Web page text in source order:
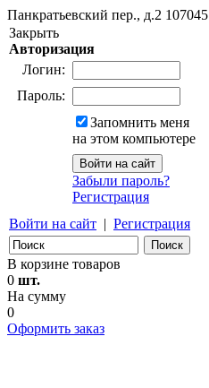
Панкратьевский пер., д.2 107045
Закрыть
Авторизация
Логин:
Пароль:
Запомнить меня
на этом компьютере
Забыли пароль?
Регистрация
Войти на сайт | Регистрация
В корзине товаров
0 шт.
На сумму
0
Оформить заказ